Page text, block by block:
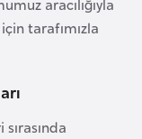
aracılığıyla
tarafımızla